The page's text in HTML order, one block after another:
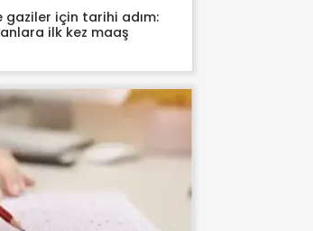
gaziler için tarihi adım:
ilk kez maaş